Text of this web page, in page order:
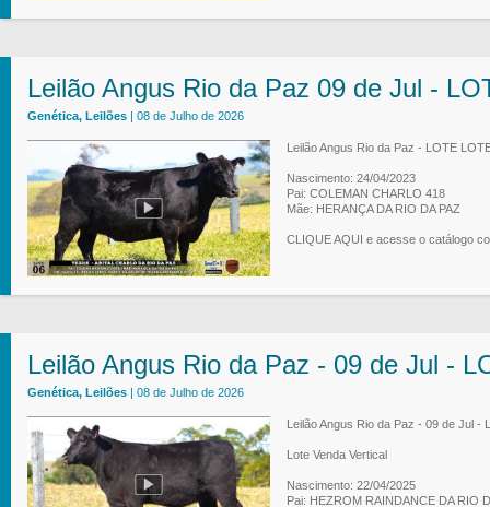
Leilão Angus Rio da Paz 09 de Jul -
Genética, Leilões | 08 de Julho de 2026
Leilão Angus Rio da Paz - LOTE
Nascimento: 24/04/2023
Pai: COLEMAN CHARLO 418
Mãe: HERANÇA DA RIO DA PAZ
CLIQUE AQUI e acesse o catálogo
Leilão Angus Rio da Paz - 09 de Jul -
Genética, Leilões | 08 de Julho de 2026
Leilão Angus Rio da Paz - 09 de Jul -
Lote Venda Vertical
Nascimento: 22/04/2025
Pai: HEZROM RAINDANCE DA RIO